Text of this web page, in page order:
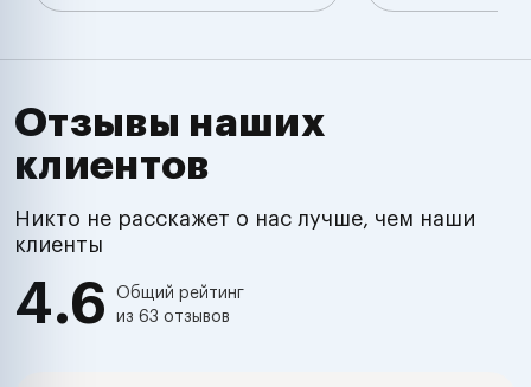
Отзывы наших
клиентов
Никто не расскажет о нас лучше, чем наши
клиенты
4.6
Общий рейтинг
из 63 отзывов